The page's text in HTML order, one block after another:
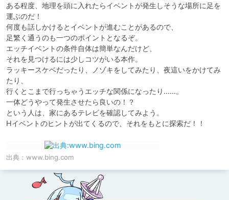
ある程度、地理を頭に入れたらイベントが発生しそうな場所に足を
運ぶのだ！
何度も話しかけるとイベントが進むことがあるので、
足繁く通うのも一つのポイントとなるぞ。
エッチイベントの条件自体は簡単なんだけど、
それを見つけるには少しコツがいる本作。
ラッキースケベだったり、ノゾキをしてみたり、夜這いをかけてみ
たり、
行くとこまで行っちゃうエッチな関係になったり……。
一体どうやって発生させたら良いの！？
という人は、家にあるテレビを確認してみよう。
出典： www.bing.com